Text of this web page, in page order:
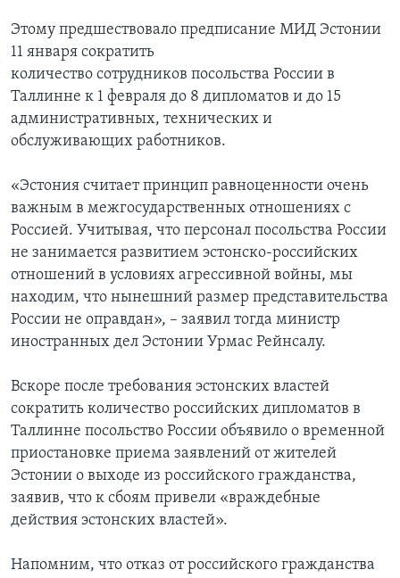
Этому предшествовало предписание МИД Эстонии
11 января сократить
количество сотрудников посольства России в
Таллинне к 1 февраля до 8 дипломатов и до 15
административных, технических и
обслуживающих работников.
«Эстония считает принцип равноценности очень
важным в межгосударственных отношениях с
Россией. Учитывая, что персонал посольства России
не занимается развитием эстонско-российских
отношений в условиях агрессивной войны, мы
находим, что нынешний размер представительства
России не оправдан», – заявил тогда министр
иностранных дел Эстонии Урмас Рейнсалу.
Вскоре после требования эстонских властей
сократить количество российских дипломатов в
Таллинне посольство России объявило о временной
приостановке приема заявлений от жителей
Эстонии о выходе из российского гражданства,
заявив, что к сбоям привели «враждебные
действия эстонских властей».
Напомним, что отказ от российского гражданства